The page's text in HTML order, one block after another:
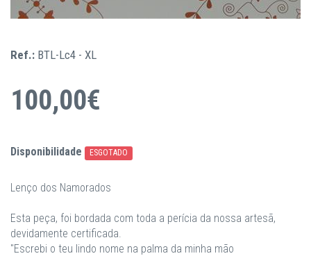
Ref.: BTL-Lc4 - XL
100,00€
Disponibilidade ESGOTADO
Lenço dos Namorados
Esta peça, foi bordada com toda a perícia da nossa artesã,
devidamente certificada.
"Escrebi o teu lindo nome na palma da minha mão